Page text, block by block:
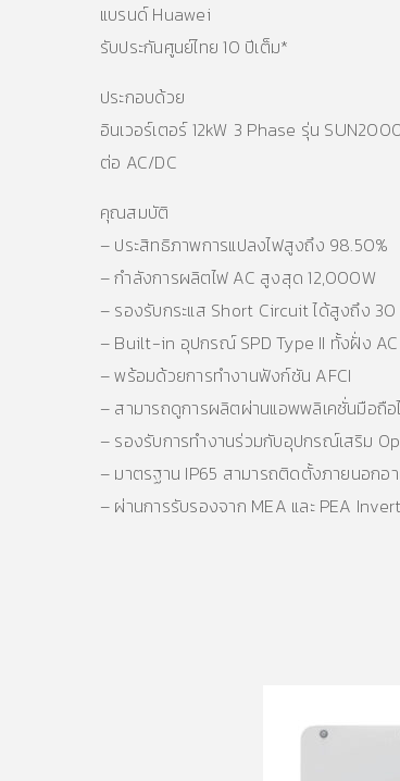
แบรนด์ Huawei
รับประกันศูนย์ไทย 10 ปีเต็ม*
ประกอบด้วย
อินเวอร์เตอร์ 12kW 3 Phase รุ่น
ต่อ AC/DC
คุณสมบัติ
– ประสิทธิภาพการแปลงไฟสูงถึง 98.50%
– กำลังการผลิตไฟ AC สูงสุด 12,000W
– รองรับกระแส Short Circuit ได้สูงถึง
– Built-in อุปกรณ์ SPD Type II ทั้งฝั่ง AC
– พร้อมด้วยการทำงานฟังก์ชัน AFCI
– สามารถดูการผลิตผ่านแอพพลิเคชั่นมือถือ
– รองรับการทำงานร่วมกับอุปกรณ์เสริม
– มาตรฐาน IP65 สามารถติดตั้งภายนอกอา
– ผ่านการรับรองจาก MEA และ PEA